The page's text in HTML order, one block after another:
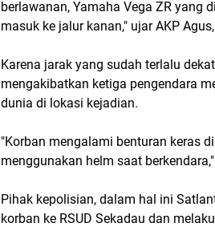
berlawanan, Yamaha Vega ZR yang
masuk ke jalur kanan," ujar AKP
Karena jarak yang sudah terlalu
mengakibatkan ketiga pengendara
dunia di lokasi kejadian.
"Korban mengalami benturan keras
menggunakan helm saat
Pihak kepolisian, dalam hal ini
korban ke RSUD Sekadau dan